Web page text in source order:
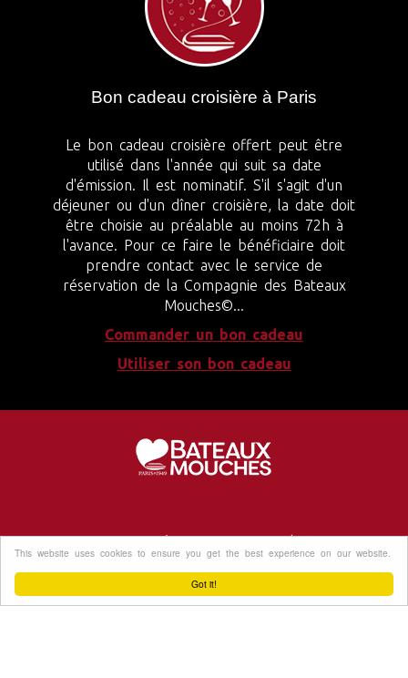
Got it!
This website uses cookies to ensure you get the best experience on our website.
Bon cadeau croisière à Paris
Le bon cadeau croisière offert peut être
utilisé dans l'année qui suit sa date
d'émission. Il est nominatif. S'il s'agit d'un
déjeuner ou d'un dîner croisière, la date doit
être choisie au préalable au moins 72h à
l'avance. Pour ce faire le bénéficiaire doit
prendre contact avec le service de
réservation de la Compagnie des Bateaux
Mouches©...
Commander un bon cadeau
Utiliser son bon cadeau
Vivez une expérience unique sur la Seine
Bateaux-Mouches© 2020. Tous droits réservés.
Conditions générales de vente Mentions légales Contactez-nous